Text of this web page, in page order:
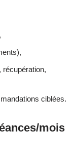
ciblées.
mois